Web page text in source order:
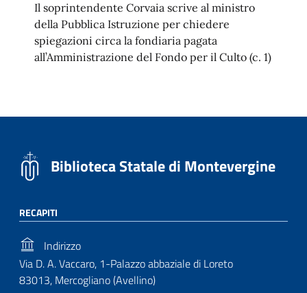
Il soprintendente Corvaia scrive al ministro
della Pubblica Istruzione per chiedere
spiegazioni circa la fondiaria pagata
all’Amministrazione del Fondo per il Culto (c. 1)
Biblioteca Statale di Montevergine
RECAPITI
Indirizzo
Via D. A. Vaccaro, 1-Palazzo abbaziale di Loreto
83013, Mercogliano (Avellino)